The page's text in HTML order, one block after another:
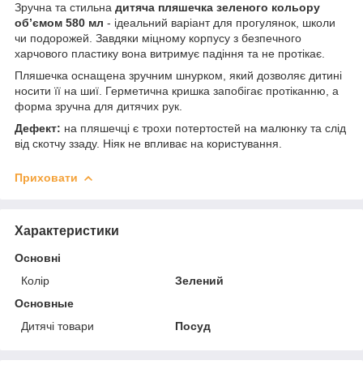
Зручна та стильна дитяча пляшечка зеленого кольору
об’ємом 580 мл - ідеальний варіант для прогулянок, школи
чи подорожей. Завдяки міцному корпусу з безпечного
харчового пластику вона витримує падіння та не протікає.
Пляшечка оснащена зручним шнурком, який дозволяє дитині
носити її на шиї. Герметична кришка запобігає протіканню, а
форма зручна для дитячих рук.
Дефект: на пляшечці є трохи потертостей на малюнку та слід
від скотчу ззаду. Ніяк не впливає на користування.
Приховати
Характеристики
Основні
Колір
Зелений
Основные
Дитячі товари
Посуд